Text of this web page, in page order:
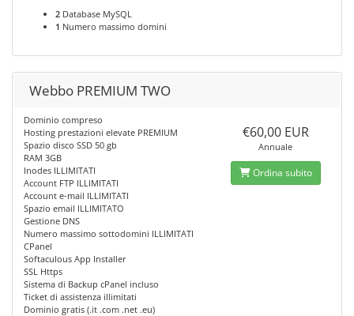
2 Database MySQL
1 Numero massimo domini
Webbo PREMIUM TWO
Dominio compreso
Hosting prestazioni elevate PREMIUM
Spazio disco SSD 50 gb
RAM 3GB
Inodes ILLIMITATI
Account FTP ILLIMITATI
Account e-mail ILLIMITATI
Spazio email ILLIMITATO
Gestione DNS
Numero massimo sottodomini ILLIMITATI
CPanel
Softaculous App Installer
SSL Https
Sistema di Backup cPanel incluso
Ticket di assistenza illimitati
Dominio gratis (.it .com .net .eu)
€60,00 EUR
Annuale
Ordina subito